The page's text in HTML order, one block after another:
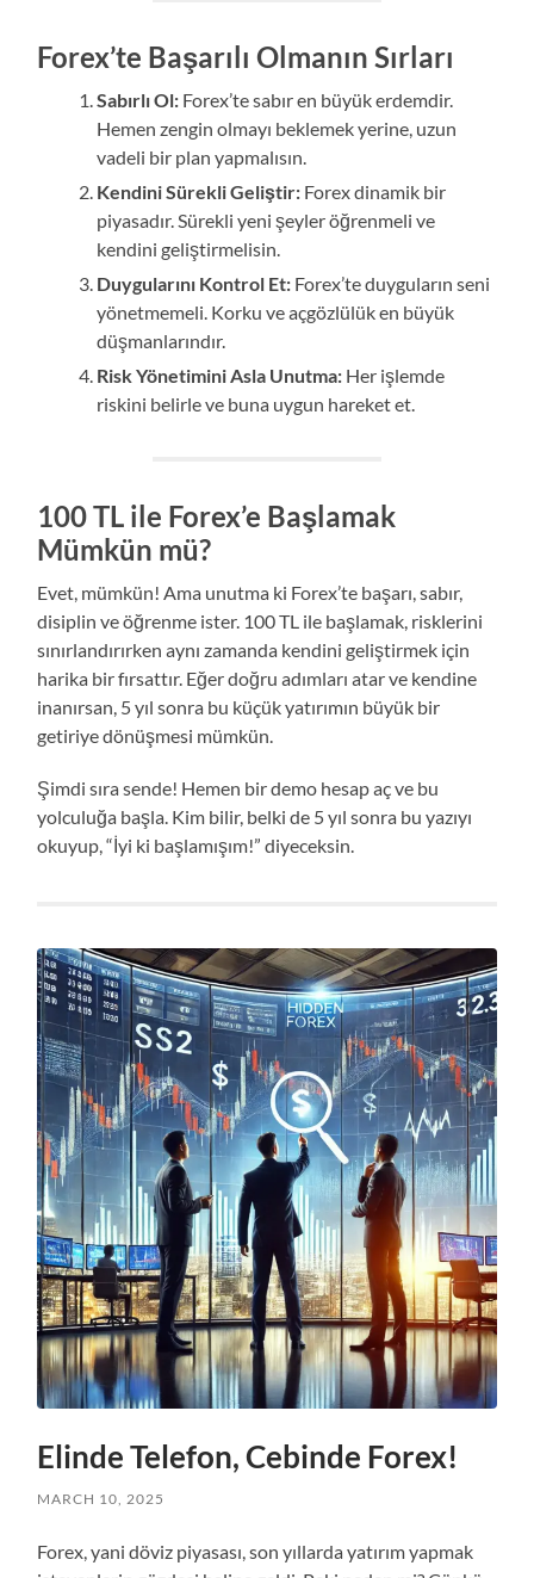
Forex’te Başarılı Olmanın Sırları
Sabırlı Ol: Forex’te sabır en büyük erdemdir.
Hemen zengin olmayı beklemek yerine, uzun
vadeli bir plan yapmalısın.
Kendini Sürekli Geliştir: Forex dinamik bir
piyasadır. Sürekli yeni şeyler öğrenmeli ve
kendini geliştirmelisin.
Duygularını Kontrol Et: Forex’te duyguların seni
yönetmemeli. Korku ve açgözlülük en büyük
düşmanlarındır.
Risk Yönetimini Asla Unutma: Her işlemde
riskini belirle ve buna uygun hareket et.
100 TL ile Forex’e Başlamak
Mümkün mü?
Evet, mümkün! Ama unutma ki Forex’te başarı, sabır,
disiplin ve öğrenme ister. 100 TL ile başlamak, risklerini
sınırlandırırken aynı zamanda kendini geliştirmek için
harika bir fırsattır. Eğer doğru adımları atar ve kendine
inanırsan, 5 yıl sonra bu küçük yatırımın büyük bir
getiriye dönüşmesi mümkün.
Şimdi sıra sende! Hemen bir demo hesap aç ve bu
yolculuğa başla. Kim bilir, belki de 5 yıl sonra bu yazıyı
okuyup, “İyi ki başlamışım!” diyeceksin.
Elinde Telefon, Cebinde Forex!
MARCH 10, 2025
Forex, yani döviz piyasası, son yıllarda yatırım yapmak